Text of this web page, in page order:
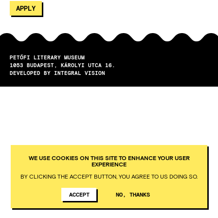
PETŐFI LITERARY MUSEUM
1053
BUDAPEST
KÁROLYI UTCA 16.
DEVELOPED BY INTEGRAL VISION
WE USE COOKIES ON THIS SITE TO ENHANCE YOUR USER
EXPERIENCE
BY CLICKING THE ACCEPT BUTTON, YOU AGREE TO US DOING SO.
ACCEPT NO, THANKS